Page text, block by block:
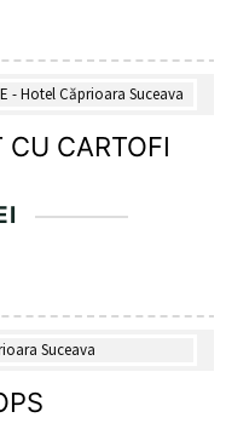
CU CARTOFI